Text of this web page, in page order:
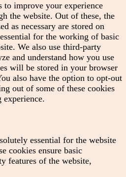
to improve your experience
the website. Out of these, the
as necessary are stored on
for the working of basic
We also use third-party
and understand how you use
will be stored in your browser
also have the option to opt-out
out of some of these cookies
essential for the website
cookies ensure basic
features of the website,